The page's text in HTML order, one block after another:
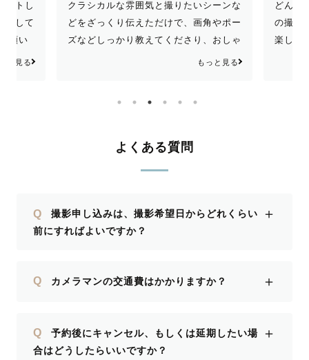
ーンな
やポー
おしゃ
しまし
と見る
どん曇りのぱらぱら雨でとっても寒い日
の撮影でしたが、最後までずっと笑って
楽しむことができました！素敵な思い出
もっと見る
かげで
になり
す！あ
よくある質問
Q
撮影申し込みは、撮影希望日からどれくらい
前にすればよいですか？
＋
Q カメラマンの交通費はかかりますか？ ＋
Q
予約後にキャンセル、もしくは延期したい場
合はどうしたらいいですか？
＋